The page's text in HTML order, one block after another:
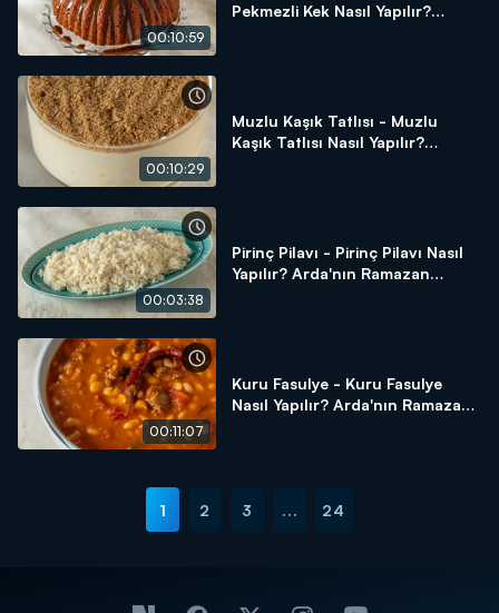
00:10:59
Pekmezli Kek Nasıl Yapılır?
00:10:29
Muzlu Kaşık Tatlısı - Muzlu
Kaşık Tatlısı Nasıl Yapılır?
00:03:38
Pirinç Pilavı - Pirinç Pilavı Nasıl
Yapılır? Arda'nın Ramazan
00:11:07
Kuru Fasulye - Kuru Fasulye
Nasıl Yapılır? Arda'nın Ramazan
1 2 3 ... 24